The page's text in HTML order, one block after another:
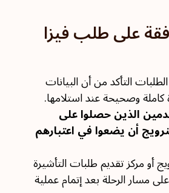
على طلب فيزا
التأكد من أن البيانات
كاملة وصحيحة عند استلامها.
الذين حصلوا على
أن يضعوا في اعتبارهم
أو مركز تقديم طلبات التأشيرة
مسار الرحلة بعد إتمام عملية